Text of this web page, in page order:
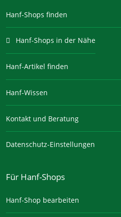
Hanf-Shops finden
Hanf-Shops in der Nähe
Hanf-Artikel finden
Hanf-Wissen
Kontakt und Beratung
Datenschutz-Einstellungen
Für Hanf-Shops
Hanf-Shop bearbeiten